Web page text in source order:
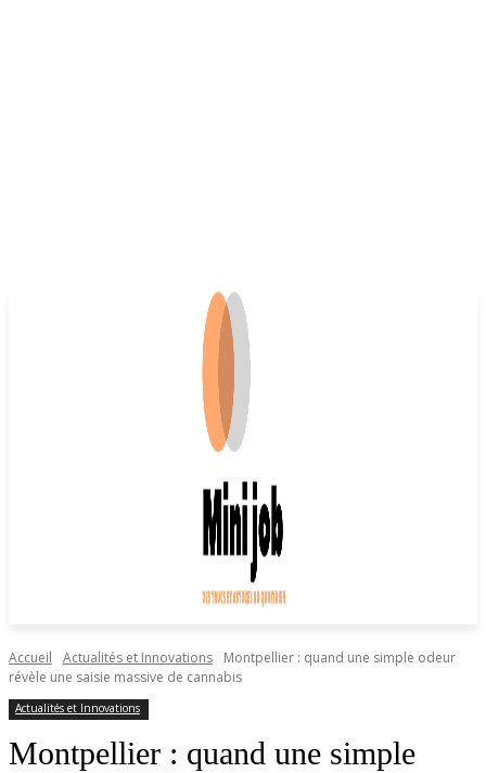
Accueil Actualités et Innovations
Montpellier : quand une simple odeur
révèle une saisie massive de cannabis
Actualités et Innovations
Montpellier : quand une simple